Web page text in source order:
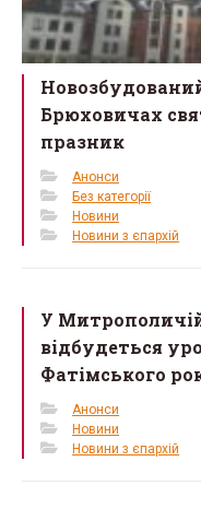
Брюховичах
празник
Анонси
Без категорії
Новини
Новини з єпархій
У
відбудеться
Фатімського
Анонси
Новини
Новини з єпархій